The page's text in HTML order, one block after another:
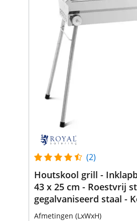
(2)
Houtskool grill -
43 x 25 cm - Roestvrij
gegalvaniseerd staal -
Horeca
Afmetingen (LxWxH)